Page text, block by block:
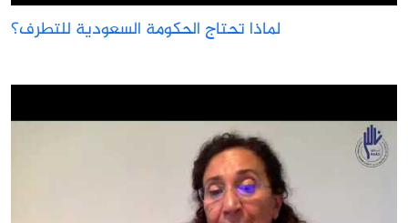
لماذا تحتاج الحكومة السعودية للتطرف؟